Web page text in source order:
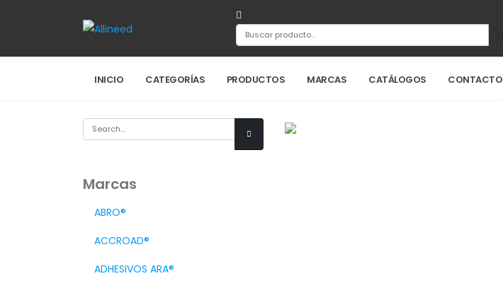
INICIO CATEGORÍAS PRODUCTOS MARCAS CATÁLOGOS CONTACTO
Marcas
ABRO®
ACCROAD®
ADHESIVOS ARA®